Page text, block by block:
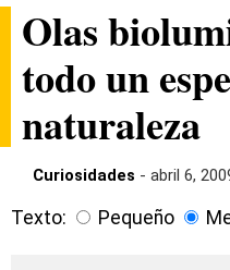
Olas
todo un
naturaleza
Curiosidades - abril 6,
Texto: Pequeño